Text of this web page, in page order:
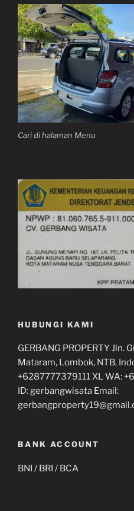
Cari di halaman Menu
HUBUNGI KAMI
GERBANG PROPERTY Jln.
Mataram, Lombok, NTB,
+6287777379111 XL WA:
ID: gerbangwisata Email:
BANK ACCOUNT
BNI / BRI / BCA